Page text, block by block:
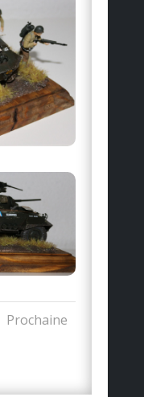
Prochaine